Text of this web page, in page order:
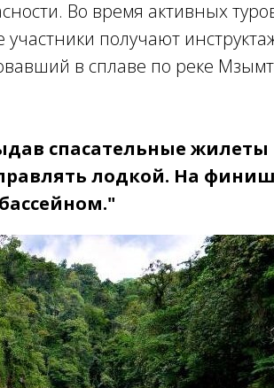
Во время активных
получают
в сплаве по реке
спасательные жилеты
лодкой. На